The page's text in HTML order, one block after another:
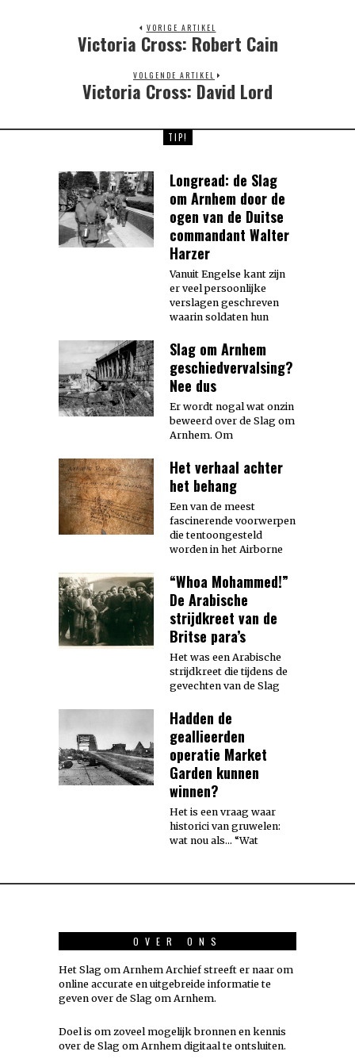
VORIGE ARTIKEL
Previous
Victoria Cross: Robert Cain
VOLGENDE ARTIKEL
Next
Victoria Cross: David Lord
TIP!
Longread: de Slag
om Arnhem door de
ogen van de Duitse
commandant Walter
Harzer
Vanuit Engelse kant zijn
er veel persoonlijke
verslagen geschreven
waarin soldaten hun
Slag om Arnhem
geschiedvervalsing?
Nee dus
Er wordt nogal wat onzin
beweerd over de Slag om
Arnhem. Om
Het verhaal achter
het behang
Een van de meest
fascinerende voorwerpen
die tentoongesteld
worden in het Airborne
“Whoa Mohammed!”
De Arabische
strijdkreet van de
Britse para’s
Het was een Arabische
strijdkreet die tijdens de
gevechten van de Slag
Hadden de
geallieerden
operatie Market
Garden kunnen
winnen?
Het is een vraag waar
historici van gruwelen:
wat nou als… “Wat
OVER ONS
Het Slag om Arnhem Archief streeft er naar om
online accurate en uitgebreide informatie te
geven over de Slag om Arnhem.
Doel is om zoveel mogelijkbronnen en kennis
over de Slag om Arnhem digitaal te ontsluiten.